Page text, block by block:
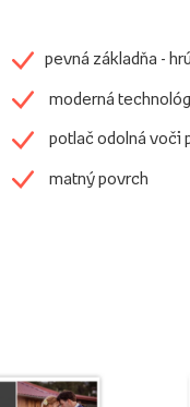
pevná základňa -
moderná
potlač odolná voči
matný povrch